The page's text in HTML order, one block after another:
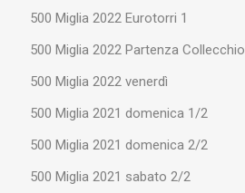
500 Miglia 2022 Eurotorri 1
500 Miglia 2022 Partenza Collecchio
500 Miglia 2022 venerdì
500 Miglia 2021 domenica 1/2
500 Miglia 2021 domenica 2/2
500 Miglia 2021 sabato 2/2